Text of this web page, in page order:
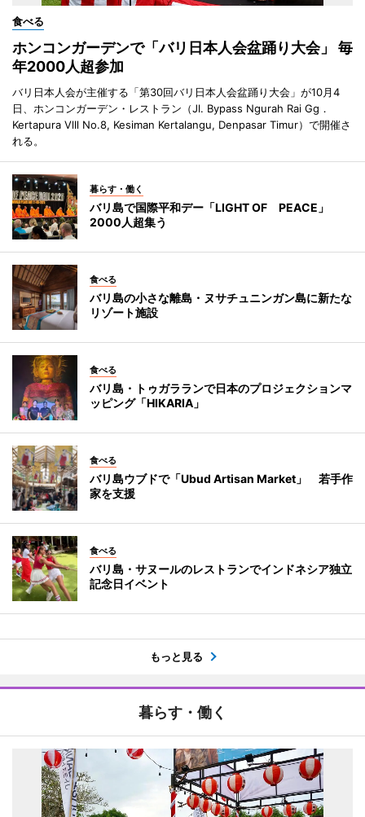
食べる
ホンコンガーデンで「バリ日本人会盆踊り大会」 毎
年2000人超参加
バリ日本人会が主催する「第30回バリ日本人会盆踊り大会」が10月4
日、ホンコンガーデン・レストラン（Jl. Bypass Ngurah Rai Gg．
Kertapura Vlll No.8, Kesiman Kertalangu, Denpasar Timur）で開催さ
れる。
暮らす・働く
バリ島で国際平和デー「LIGHT OF PEACE」
2000人超集う
食べる
バリ島の小さな離島・ヌサチュニンガン島に新たな
リゾート施設
食べる
バリ島・トゥガラランで日本のプロジェクションマ
ッピング「HIKARIA」
食べる
バリ島ウブドで「Ubud Artisan Market」 若手作
家を支援
食べる
バリ島・サヌールのレストランでインドネシア独立
記念日イベント
もっと見る
暮らす・働く